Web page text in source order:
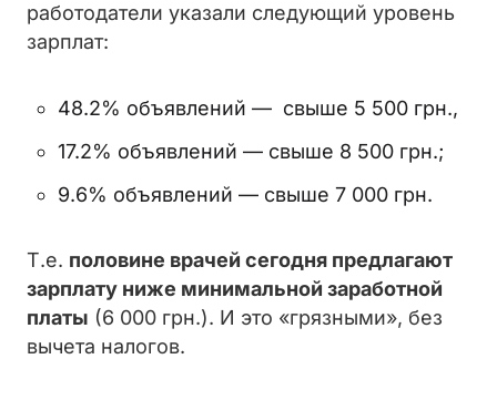
работодатели указали следующий уровень
зарплат:
48.2% объявлений — свыше 5 500 грн.,
17.2% объявлений — свыше 8 500 грн.;
9.6% объявлений — свыше 7 000 грн.
Т.е. половине врачей сегодня предлагают
зарплату ниже минимальной заработной
платы (6 000 грн.). И это «грязными», без
вычета налогов.